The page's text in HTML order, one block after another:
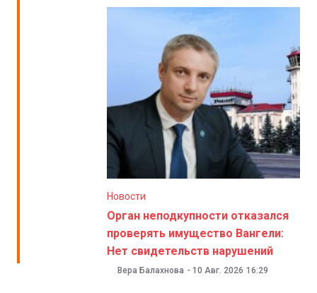
Новости
Орган неподкупности отказался
проверять имущество Вангели:
Нет свидетельств нарушений
Вера Балахнова - 10 Авг. 2026 16:29